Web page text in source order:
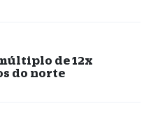
de 12x
do norte